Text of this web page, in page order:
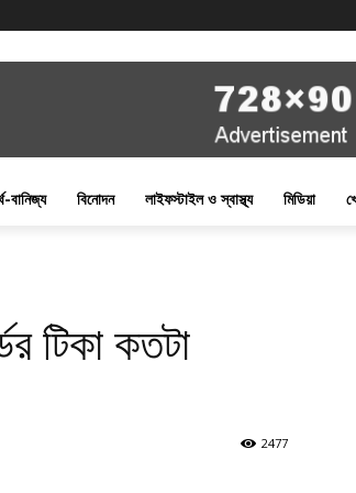
বানিজ্য বিনোদন লাইফস্টাইল ও স্বাস্থ্য মিডিয়া
টিকা কতটা
2477